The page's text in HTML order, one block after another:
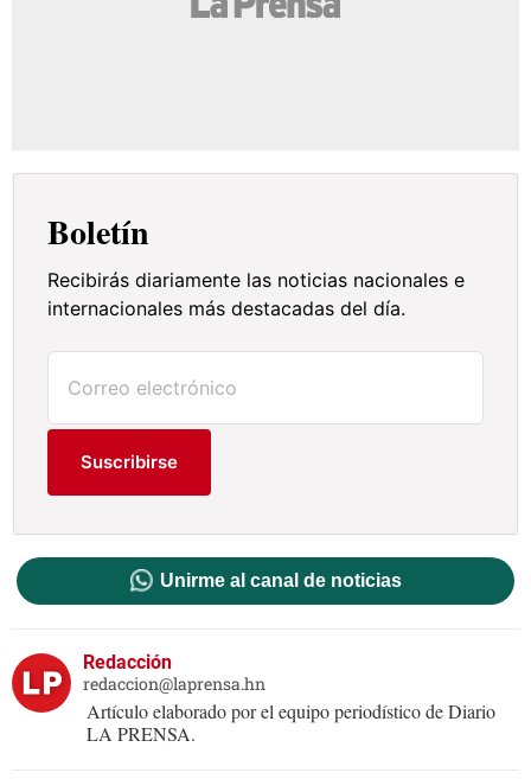
Boletín
Recibirás diariamente las noticias nacionales e
internacionales más destacadas del día.
Suscribirse
Unirme al canal de noticias
Redacción
redaccion@laprensa.hn
Artículo elaborado por el equipo periodístico de Diario
LA PRENSA.